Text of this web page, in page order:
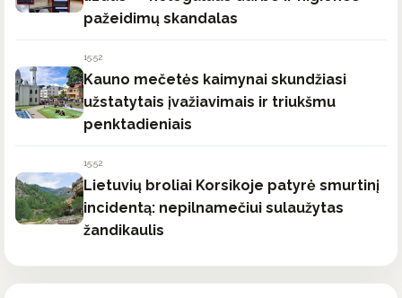
pažeidimų skandalas
15:52
Kauno mečetės kaimynai skundžiasi
užstatytais įvažiavimais ir triukšmu
penktadieniais
15:52
Lietuvių broliai Korsikoje patyrė smurtinį
incidentą: nepilnamečiui sulaužytas
žandikaulis